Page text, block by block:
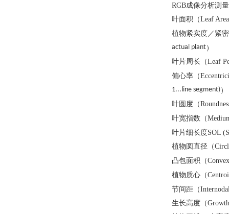
RGB成像分析测
叶面积（Leaf Area
植物紧实度／紧
actual plant）
叶片周长（Leaf
偏心率（
1...line segment)）
叶圆度（
叶宽指数（
叶片细长度SOL
植物圆直径（
凸包面积（
植物质心（
节间距（
生长高度（